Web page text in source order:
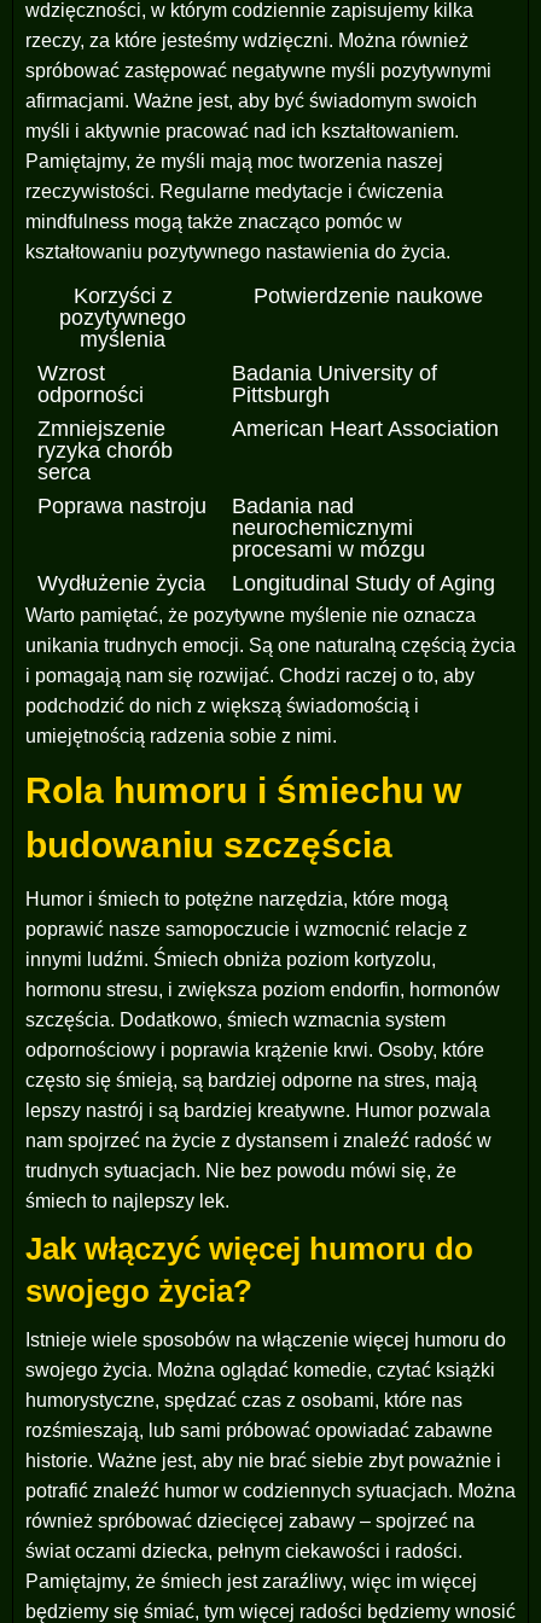
wdzięczności, w którym codziennie zapisujemy kilka
rzeczy, za które jesteśmy wdzięczni. Można również
spróbować zastępować negatywne myśli pozytywnymi
afirmacjami. Ważne jest, aby być świadomym swoich
myśli i aktywnie pracować nad ich kształtowaniem.
Pamiętajmy, że myśli mają moc tworzenia naszej
rzeczywistości. Regularne medytacje i ćwiczenia
mindfulness mogą także znacząco pomóc w
kształtowaniu pozytywnego nastawienia do życia.
Korzyści z
pozytywnego
myślenia
Potwierdzenie naukowe
Wzrost
odporności
Badania University of
Pittsburgh
Zmniejszenie
ryzyka chorób
serca
American Heart Association
Poprawa nastroju
Badania nad
neurochemicznymi
procesami w mózgu
Wydłużenie życia
Longitudinal Study of Aging
Warto pamiętać, że pozytywne myślenie nie oznacza
unikania trudnych emocji. Są one naturalną częścią życia
i pomagają nam się rozwijać. Chodzi raczej o to, aby
podchodzić do nich z większą świadomością i
umiejętnością radzenia sobie z nimi.
Rola humoru i śmiechu w
budowaniu szczęścia
Humor i śmiech to potężne narzędzia, które mogą
poprawić nasze samopoczucie i wzmocnić relacje z
innymi ludźmi. Śmiech obniża poziom kortyzolu,
hormonu stresu, i zwiększa poziom endorfin, hormonów
szczęścia. Dodatkowo, śmiech wzmacnia system
odpornościowy i poprawia krążenie krwi. Osoby, które
często się śmieją, są bardziej odporne na stres, mają
lepszy nastrój i są bardziej kreatywne. Humor pozwala
nam spojrzeć na życie z dystansem i znaleźć radość w
trudnych sytuacjach. Nie bez powodu mówi się, że
śmiech to najlepszy lek.
Jak włączyć więcej humoru do
swojego życia?
Istnieje wiele sposobów na włączenie więcej humoru do
swojego życia. Można oglądać komedie, czytać książki
humorystyczne, spędzać czas z osobami, które nas
rozśmieszają, lub sami próbować opowiadać zabawne
historie. Ważne jest, aby nie brać siebie zbyt poważnie i
potrafić znaleźć humor w codziennych sytuacjach. Można
również spróbować dziecięcej zabawy – spojrzeć na
świat oczami dziecka, pełnym ciekawości i radości.
Pamiętajmy, że śmiech jest zaraźliwy, więc im więcej
będziemy się śmiać, tym więcej radości będziemy wnosić